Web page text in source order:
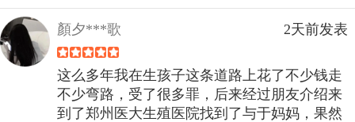
顏夕***歌 2天前发表
这么多年我在生孩子这条道路上花了不少钱走
不少弯路，受了很多罪，后来经过朋友介绍来
到了郑州医大生殖医院找到了与于妈妈，果然